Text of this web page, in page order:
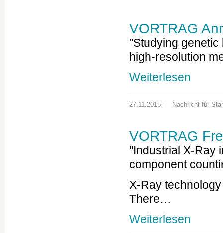
VORTRAG
"Studying
high-resolution
Weiterlesen
27.11.2015 Nachricht für
VORTRAG
"Industrial X-Ray
component
X-Ray
There…
Weiterlesen